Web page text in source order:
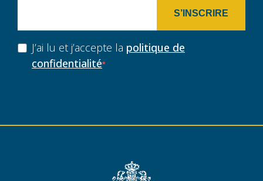
S’INSCRIRE
J’ai lu et j’accepte la politique de
confidentialité